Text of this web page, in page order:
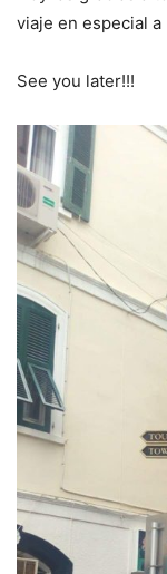
viaje en especial
See you later!!!